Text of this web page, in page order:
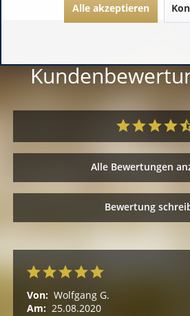
Alle Bewertungen
Bewertung
Von: Wolfgang G.
Am: 25.08.2020
Alle akzeptieren